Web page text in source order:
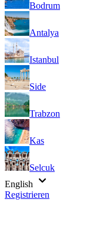
Bodrum
Antalya
Istanbul
Side
Trabzon
Kas
Selcuk
English
Registrieren